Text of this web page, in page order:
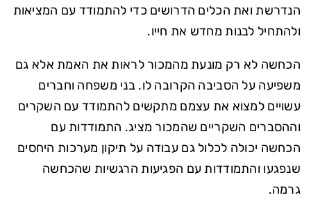
הנדרשת ואת הכלים הדרושים כדי להתמודד עם המציאות
ולהתחיל לבנות מחדש את חייו.
הכחשה לא רק מונעת מהמכור לראות את האמת אלא גם
משפיעה על הסביבה הקרובה לו. בני משפחה וחברים
עשויים למצוא את עצמם מתקשים להתמודד עם השקרים
וההסברים השקריים שהמכור מציג. התמודדות עם
הכחשה יכולה לכלול גם עבודה על תיקון מערכות היחסים
שנפגעו והתמודדות עם הפגיעות הרגשיות שהכחשה
גרמה.